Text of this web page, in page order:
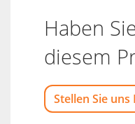
Haben
diesem
Stellen Sie uns